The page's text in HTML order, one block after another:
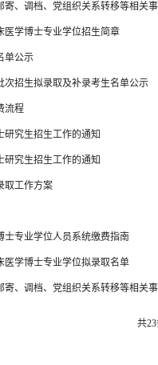
、调档、党组织关系转移等相关
医学博士专业学位招生简章
单公示
次招生拟录取及补录考生名单公示
流程
研究生招生工作的通知
研究生招生工作的通知
取工作方案
专业学位人员系统缴费指南
医学博士专业学位拟录取名单
、调档、党组织关系转移等相关
共